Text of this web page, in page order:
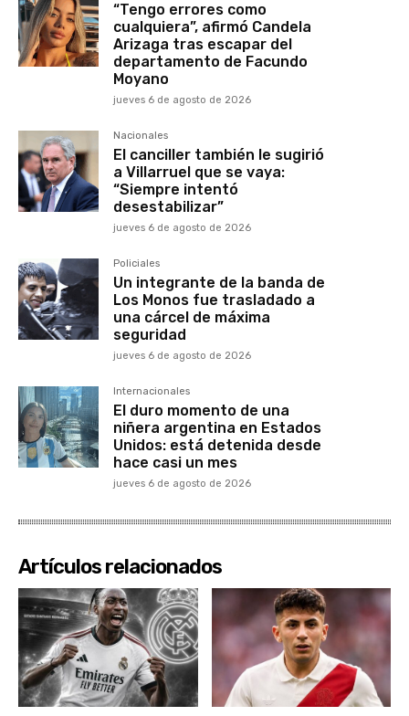
“Tengo errores como
cualquiera”, afirmó Candela
Arizaga tras escapar del
departamento de Facundo
Moyano
jueves 6 de agosto de 2026
Nacionales
El canciller también le sugirió
a Villarruel que se vaya:
“Siempre intentó
desestabilizar”
jueves 6 de agosto de 2026
Policiales
Un integrante de la banda de
Los Monos fue trasladado a
una cárcel de máxima
seguridad
jueves 6 de agosto de 2026
Internacionales
El duro momento de una
niñera argentina en Estados
Unidos: está detenida desde
hace casi un mes
jueves 6 de agosto de 2026
Artículos relacionados